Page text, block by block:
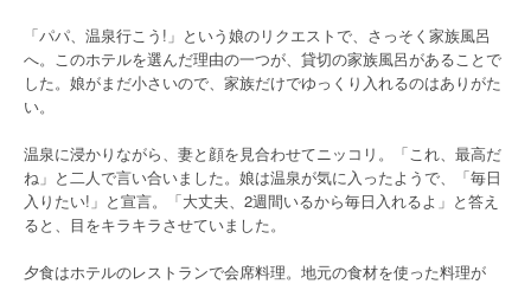
「パパ、温泉行こう!」という娘のリクエストで、さっそく家族風呂
へ。このホテルを選んだ理由の一つが、貸切の家族風呂があることで
した。娘がまだ小さいので、家族だけでゆっくり入れるのはありがた
い。
温泉に浸かりながら、妻と顔を見合わせてニッコリ。「これ、最高だ
ね」と二人で言い合いました。娘は温泉が気に入ったようで、「毎日
入りたい!」と宣言。「大丈夫、2週間いるから毎日入れるよ」と答え
ると、目をキラキラさせていました。
夕食はホテルのレストランで会席料理。地元の食材を使った料理が